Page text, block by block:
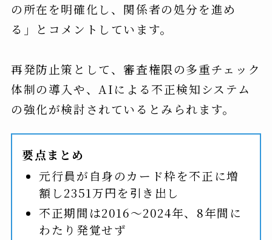
の所在を明確化し、関係者の処分を進め
る」とコメントしています。
再発防止策として、審査権限の多重チェック
体制の導入や、AIによる不正検知システム
の強化が検討されているとみられます。
要点まとめ
元行員が自身のカード枠を不正に増
額し2351万円を引き出し
不正期間は2016〜2024年、8年間に
わたり発覚せず